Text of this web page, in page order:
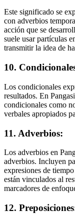
Este significado se
con adverbios
acción que se
suele usar partículas
transmitir la idea de
10.
Los condicionales
resultados. En
condicionales como
verbales apropiados
11. Adverbios:
Los adverbios en
adverbios. Incluyen
expresiones de
están vinculados al
marcadores de
12.